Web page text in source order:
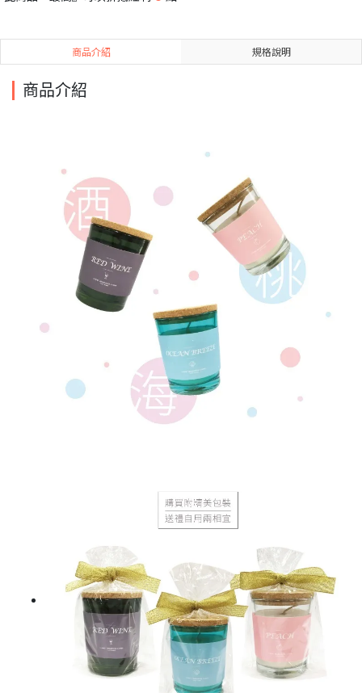
商品介紹 規格說明
商品介紹